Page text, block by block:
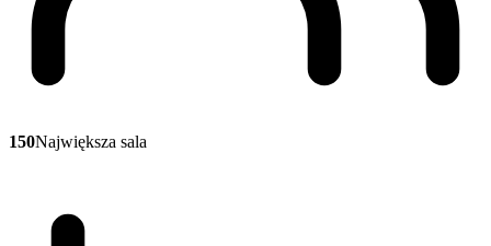
150Największa sala